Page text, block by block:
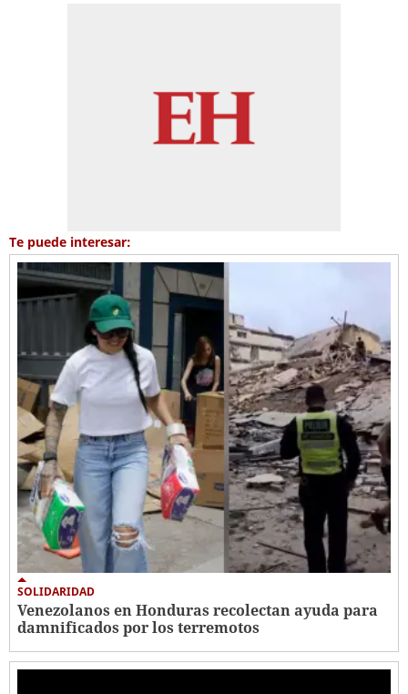
Te puede interesar:
SOLIDARIDAD
Venezolanos en Honduras recolectan ayuda para
damnificados por los terremotos